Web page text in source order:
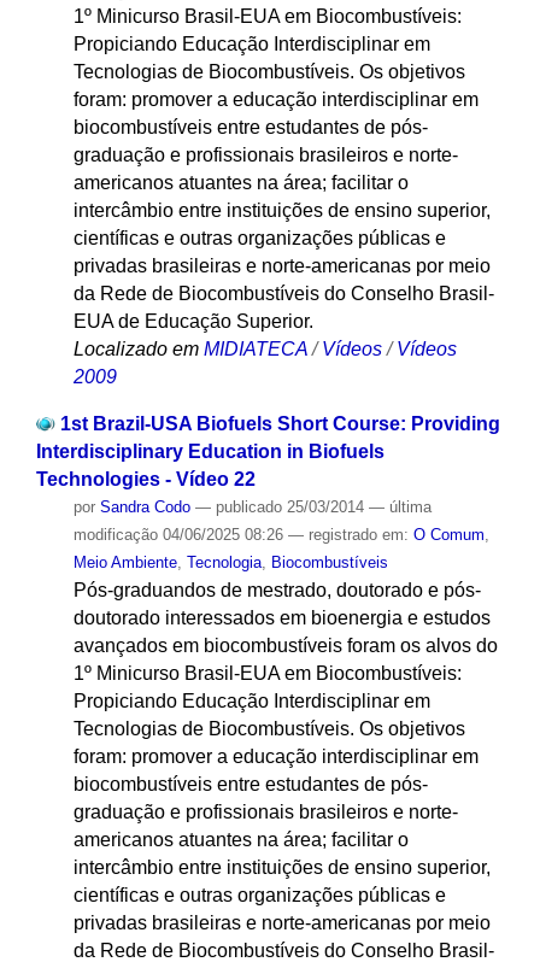
1º Minicurso Brasil-EUA em Biocombustíveis:
Propiciando Educação Interdisciplinar em
Tecnologias de Biocombustíveis. Os objetivos
foram: promover a educação interdisciplinar em
biocombustíveis entre estudantes de pós-
graduação e profissionais brasileiros e norte-
americanos atuantes na área; facilitar o
intercâmbio entre instituições de ensino superior,
científicas e outras organizações públicas e
privadas brasileiras e norte-americanas por meio
da Rede de Biocombustíveis do Conselho Brasil-
EUA de Educação Superior.
Localizado em MIDIATECA /Vídeos /Vídeos
2009
1st Brazil-USA Biofuels Short Course: Providing
Interdisciplinary Education in Biofuels
Technologies - Vídeo 22
por Sandra Codo — publicado25/03/2014 — última
modificação04/06/2025 08:26 — registrado em: O Comum
Meio Ambiente, Tecnologia, Biocombustíveis
Pós-graduandos de mestrado, doutorado e pós-
doutorado interessados em bioenergia e estudos
avançados em biocombustíveis foram os alvos do
1º Minicurso Brasil-EUA em Biocombustíveis:
Propiciando Educação Interdisciplinar em
Tecnologias de Biocombustíveis. Os objetivos
foram: promover a educação interdisciplinar em
biocombustíveis entre estudantes de pós-
graduação e profissionais brasileiros e norte-
americanos atuantes na área; facilitar o
intercâmbio entre instituições de ensino superior,
científicas e outras organizações públicas e
privadas brasileiras e norte-americanas por meio
da Rede de Biocombustíveis do Conselho Brasil-